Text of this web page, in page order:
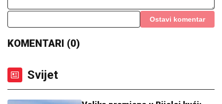
Ostavi komentar
KOMENTARI (0)
Svijet